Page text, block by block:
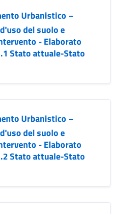
Urbanistico –
del suolo e
- Elaborato
Stato attuale-Stato
Urbanistico –
del suolo e
- Elaborato
Stato attuale-Stato